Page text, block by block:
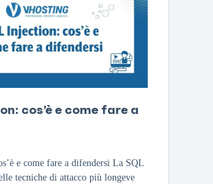
cos’è e come fare a
e come fare a difendersi La SQL
tecniche di attacco più longeve